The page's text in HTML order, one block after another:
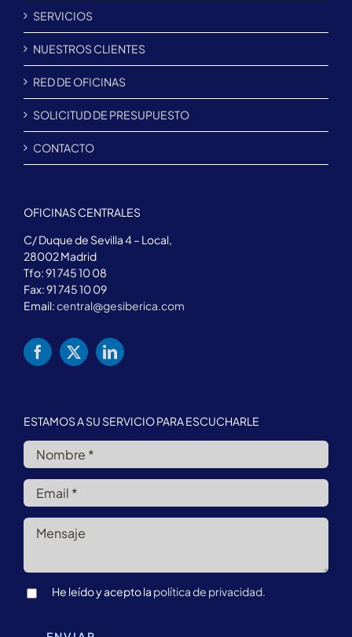
SERVICIOS
NUESTROS CLIENTES
RED DE OFICINAS
SOLICITUD DE PRESUPUESTO
CONTACTO
OFICINAS CENTRALES
C/ Duque de Sevilla 4 – Local,
28002 Madrid
Tfo: 91 745 10 08
Fax: 91 745 10 09
Email:central@gesiberica.com
ESTAMOS A SU SERVICIO PARA ESCUCHARLE
He leído y acepto la política de privacidad.